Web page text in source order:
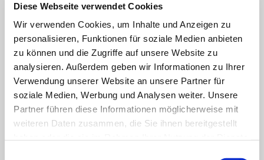
Diese Webseite verwendet Cookies
Wir verwenden Cookies, um Inhalte und Anzeigen zu
personalisieren, Funktionen für soziale Medien anbieten
zu können und die Zugriffe auf unsere Website zu
analysieren. Außerdem geben wir Informationen zu Ihrer
Verwendung unserer Website an unsere Partner für
soziale Medien, Werbung und Analysen weiter. Unsere
Partner führen diese Informationen möglicherweise mit
weiteren Daten zusammen, die Sie ihnen bereitgestellt
Anfangsunterricht
Silben lesen
Mathematik
Anfangsunterricht
Zahlenraum bis 10
Zahlenraum 100
Farben und Formen
Geld
Größen
Sachunterricht
Englisch